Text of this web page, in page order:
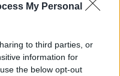
My Personal
to third parties, or
information for
the below opt-out